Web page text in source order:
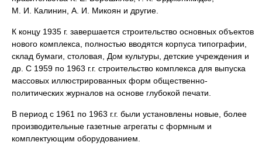
М. И. Калинин, А. И. Микоян и другие.
К концу 1935 г. завершается строительство основных объектов
нового комплекса, полностью вводятся корпуса типографии,
склад бумаги, столовая, Дом культуры, детские учреждения и
др. С 1959 по 1963 г.г. строительство комплекса для выпуска
массовых иллюстрированных форм общественно-
политических журналов на основе глубокой печати.
В период с 1961 по 1963 г.г. были установлены новые, более
производительные газетные агрегаты с формным и
комплектующим оборудованием.